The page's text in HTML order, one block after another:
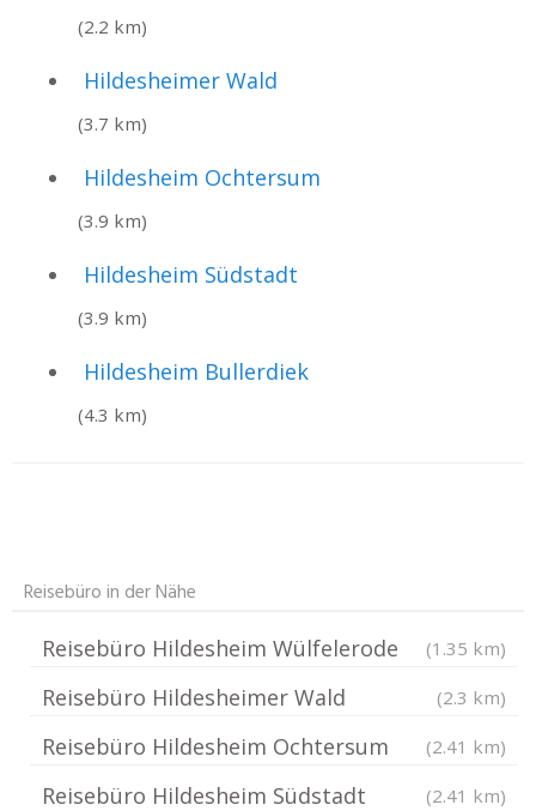
(2.2 km)
Hildesheimer Wald
(3.7 km)
Hildesheim Ochtersum
(3.9 km)
Hildesheim Südstadt
(3.9 km)
Hildesheim Bullerdiek
(4.3 km)
Reisebüro in der Nähe
Reisebüro Hildesheim Wülfelerode (1.35 km)
Reisebüro Hildesheimer Wald (2.3 km)
Reisebüro Hildesheim Ochtersum (2.41 km)
Reisebüro Hildesheim Südstadt (2.41 km)